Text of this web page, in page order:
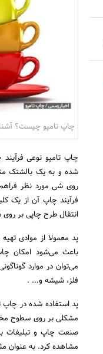
چاپ تامپو چیست؟
چاپ تامپو نوعی
شده و به یک بالشتک
روی شی مورد نظر
فرآیند چاپ آن از یک
انتقال طرح چاپی بر
پد معمولا از موادی
باعث می‌شود امکان
می‌توان در موارد
فلز، شیشه و... .
پد استفاده شده در
مشکلی بر روی سطوح
صنعت چاپ و تبلیغات
مشاهده کرد. به عنوان